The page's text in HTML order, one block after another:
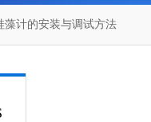
藻计的安装与调试方法